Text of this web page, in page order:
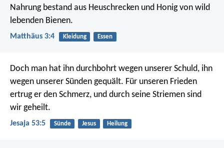
Nahrung bestand aus Heuschrecken und Honig von wild
lebenden Bienen.
Matthäus 3:4 Kleidung Essen
Doch man hat ihn durchbohrt wegen unserer Schuld, ihn
wegen unserer Sünden gequält. Für unseren Frieden
ertrug er den Schmerz, und durch seine Striemen sind
wir geheilt.
Jesaja 53:5 Sünde Jesus Heilung